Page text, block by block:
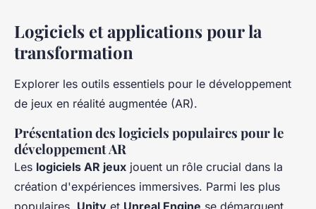
Logiciels et applications pour la
transformation
Explorer les outils essentiels pour le développement
de jeux en réalité augmentée (AR).
Présentation des logiciels populaires pour le
développement AR
Les logiciels AR jeux jouent un rôle crucial dans la
création d'expériences immersives. Parmi les plus
populaires, Unity et Unreal Engine se démarquent